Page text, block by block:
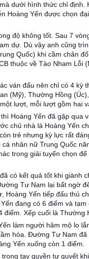
dưới hình thức chỉ định.
Hoàng Yến được chọn
độ không tốt. Sau 7
dự. Dù vậy anh cũng
Quốc) khi cầm chân
thuộc về Tào Nham Lỗi
ván đấu nên chỉ có 4 kỳ
(Mỹ), Thường Hồng
lượt, mỗi lượt gồm hai
Hoàng Yến đã gặp qua
chủ nhà là Hoàng Yến
trẻ nhưng kỳ lực rất
nhân nữ Trung Quốc
trong giải tuyển chọn
có kết quả tốt khi giành
Tư Nam lại bất ngờ
Hoàng Yến tiếp đấu thủ
đang có 6 điểm và
Xếp cuối là Thường
làm người hâm mộ lo
hòa. Đường Tư Nam
Yến xuống còn 1 điểm.
tay quyền tự quyết